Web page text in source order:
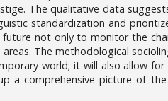
The qualitative data
standardization and
not only to monitor the
The methodological
world; it will also allow
comprehensive picture of